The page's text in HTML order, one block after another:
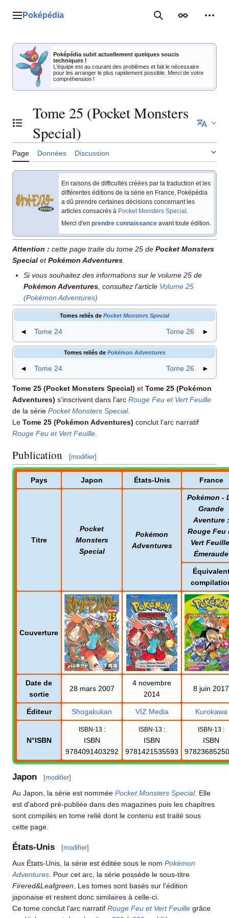
Menu principal
Poképédia RechercherApparence
Poképédia subit actuellement quelques soucis
techniques !
L'équipe est au courant des problèmes et fait le nécessaire
pour les arranger le plus rapidement possible. Merci de votre
compréhension !
Basculer la table des matières
Tome 25 (Pocket Monsters
Special)
Page Données Discussion
En raisons de difficultés créées par la traduction et les
différentes éditions de la série en France, Poképédia
a dû prendre certaines décisions concernant les
articles consacrés à Pocket Monsters Special.
Merci d'en prendre connaissance avant toute édition.
Attention : cette page traite du tome 25 de Pocket Monsters
Special etPokémon Adventures
Si vous souhaitez des informations sur le volume 25 de
Pokémon Adventures , consultez l'article Volume 25
(Pokémon Adventures)
Tomes reliés de Pocket Monsters Special
◄ Tome 24 Tome 26 ►
Tomes reliés de Pokémon Adventures
◄ Tome 24 Tome 26 ►
Tome 25 (Pocket Monsters Special) et Tome 25 (Pokémon
Adventures) s'inscrivent dans l'arc Rouge Feu et Vert Feuille
de la série Pocket Monsters Special.
Le Tome 25 (Pokémon Adventures) conclut l'arc narratif
Rouge Feu et Vert Feuille
Publication [modifier]
Pays Japon États-Unis France
Titre
Pocket
Monsters
Special
Pokémon
Adventures
Pokémon -
Grande
Aventure :
Rouge Feu
Vert
Émeraude
Couverture
Date de
sortie
28 mars 2007
4 novembre
2014
8 juin 2017
Éditeur Shogakukan VIZ Media Kurokawa
N°ISBN
ISBN-13 :
ISBN
9784091403292
ISBN-13 :
ISBN
9781421535593
ISBN-13 :
ISBN
Japon [modifier]
Au Japon, la série est nommée Pocket Monsters Special. Elle
est d'abord pré-publiée dans des magazines puis les chapitres
sont compilés en tome relié dont le contenu est traité sous
cette page.
États-Unis [modifier]
Aux États-Unis, la série est éditée sous le nom Pokémon
Adventures . Pour cet arc, la série possède le sous-titre
Firered&Leafgreen . Les tomes sont basés sur l'édition
japonaise et restent donc similaires à celle-ci.
Ce tome conclut l'arc narratif Rouge Feu et Vert Feuille grâce